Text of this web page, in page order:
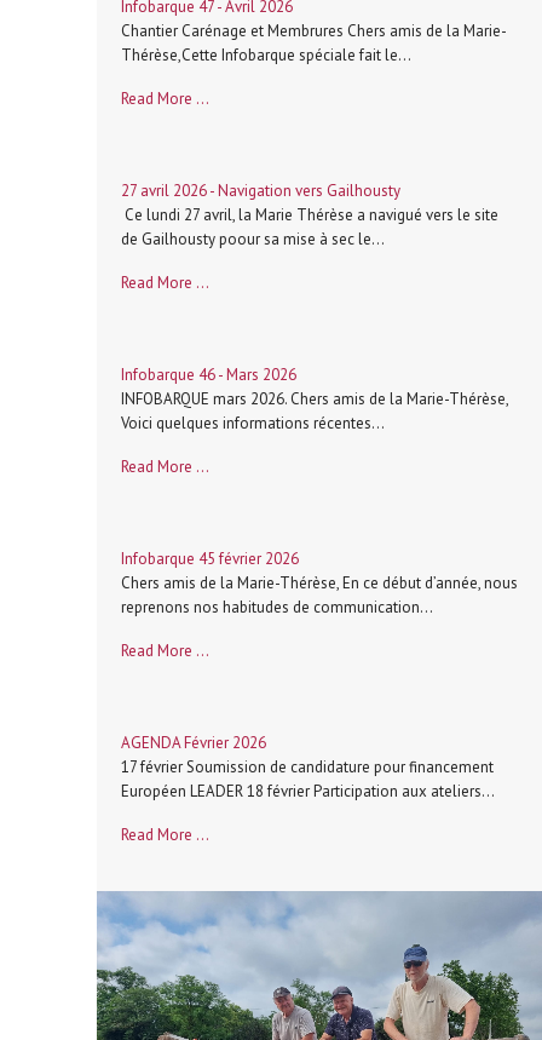
Infobarque 47 - Avril 2026
Chantier Carénage et Membrures Chers amis de la Marie-
Thérèse,Cette Infobarque spéciale fait le...
Read More ...
27 avril 2026 - Navigation vers Gailhousty
Ce lundi 27 avril, la Marie Thérèse a navigué vers le site
de Gailhousty poour sa mise à sec le...
Read More ...
Infobarque 46 - Mars 2026
INFOBARQUE mars 2026. Chers amis de la Marie-Thérèse,
Voici quelques informations récentes...
Read More ...
Infobarque 45 février 2026
Chers amis de la Marie-Thérèse, En ce début d’année, nous
reprenons nos habitudes de communication...
Read More ...
AGENDA Février 2026
17 février Soumission de candidature pour financement
Européen LEADER 18 février Participation aux ateliers...
Read More ...